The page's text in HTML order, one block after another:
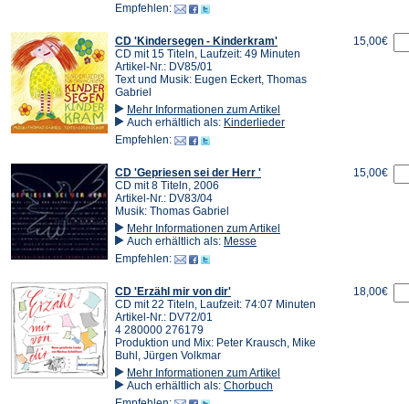
Empfehlen:
CD 'Kindersegen - Kinderkram'
CD mit 15 Titeln, Laufzeit: 49 Minuten
Artikel-Nr.: DV85/01
Text und Musik: Eugen Eckert, Thomas
Gabriel
Mehr Informationen zum Artikel
Auch erhältlich als: Kinderlieder
Empfehlen:
15,00€
CD 'Gepriesen sei der Herr '
CD mit 8 Titeln, 2006
Artikel-Nr.: DV83/04
Musik: Thomas Gabriel
Mehr Informationen zum Artikel
Auch erhältlich als: Messe
Empfehlen:
15,00€
CD 'Erzähl mir von dir'
CD mit 22 Titeln, Laufzeit: 74:07 Minuten
Artikel-Nr.: DV72/01
4 280000 276179
Produktion und Mix: Peter Krausch, Mike
Buhl, Jürgen Volkmar
Mehr Informationen zum Artikel
Auch erhältlich als: Chorbuch
18,00€